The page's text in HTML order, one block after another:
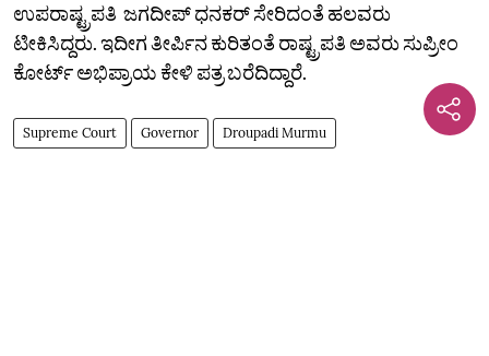
ಉಪರಾಷ್ಟ್ರಪತಿ ಜಗದೀಪ್‌ ಧನಕರ್‌ ಸೇರಿದಂತೆ ಹಲವರು
ಟೀಕಿಸಿದ್ದರು. ಇದೀಗ ತೀರ್ಪಿನ ಕುರಿತಂತೆ ರಾಷ್ಟ್ರಪತಿ ಅವರು ಸುಪ್ರೀಂ
ಕೋರ್ಟ್‌ ಅಭಿಪ್ರಾಯ ಕೇಳಿ ಪತ್ರ ಬರೆದಿದ್ದಾರೆ.
Supreme Court Governor Droupadi Murmu